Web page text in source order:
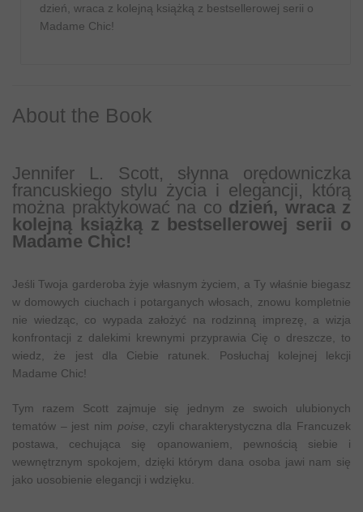
dzień, wraca z kolejną książką z bestsellerowej serii o
Madame Chic!
About the Book
Jennifer L. Scott, słynna orędowniczka
francuskiego stylu życia i elegancji, którą
można praktykować na co dzień, wraca z
kolejną książką z bestsellerowej serii o
Madame Chic!
Jeśli Twoja garderoba żyje własnym życiem, a Ty właśnie biegasz
w domowych ciuchach i potarganych włosach, znowu kompletnie
nie wiedząc, co wypada założyć na rodzinną imprezę, a wizja
konfrontacji z dalekimi krewnymi przyprawia Cię o dreszcze, to
wiedz, że jest dla Ciebie ratunek. Posłuchaj kolejnej lekcji
Madame Chic!
Tym razem Scott zajmuje się jednym ze swoich ulubionych
tematów – jest nim poise , czyli charakterystyczna dla Francuzek
postawa, cechująca się opanowaniem, pewnością siebie i
wewnętrznym spokojem, dzięki którym dana osoba jawi nam się
jako uosobienie elegancji i wdzięku.